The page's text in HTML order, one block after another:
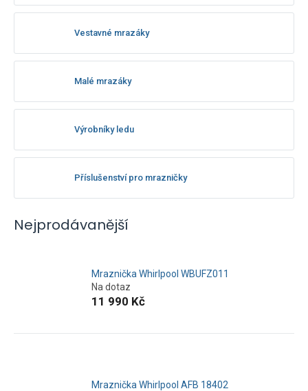
Vestavné mrazáky
Malé mrazáky
Výrobníky ledu
Příslušenství pro mrazničky
Nejprodávanější
Mraznička Whirlpool WBUFZ011
Na dotaz
11 990 Kč
Mraznička Whirlpool AFB 18402